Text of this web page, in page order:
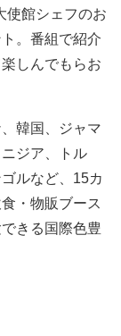
使館シェフのお
。番組で紹介
しんでもらお
韓国、ジャマ
ジア、トル
ルなど、15カ
・物販ブース
きる国際色豊